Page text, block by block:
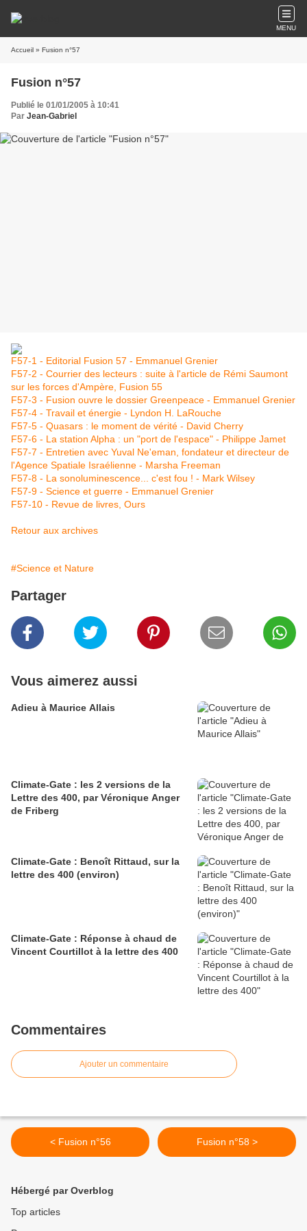
MENU
Accueil » Fusion n°57
Fusion n°57
Publié le 01/01/2005 à 10:41
Par Jean-Gabriel
F57-1 - Editorial Fusion 57 - Emmanuel Grenier
F57-2 - Courrier des lecteurs : suite à l'article de Rémi Saumont
sur les forces d'Ampère, Fusion 55
F57-3 - Fusion ouvre le dossier Greenpeace - Emmanuel Grenier
F57-4 - Travail et énergie - Lyndon H. LaRouche
F57-5 - Quasars : le moment de vérité - David Cherry
F57-6 - La station Alpha : un "port de l'espace" - Philippe Jamet
F57-7 - Entretien avec Yuval Ne'eman, fondateur et directeur de
l'Agence Spatiale Israélienne - Marsha Freeman
F57-8 - La sonoluminescence... c'est fou ! - Mark Wilsey
F57-9 - Science et guerre - Emmanuel Grenier
F57-10 - Revue de livres, Ours
Retour aux archives
#Science et Nature
Partager
Vous aimerez aussi
Adieu à Maurice Allais
Climate-Gate : les 2 versions de la
Lettre des 400, par Véronique Anger
de Friberg
Climate-Gate : Benoît Rittaud, sur la
lettre des 400 (environ)
Climate-Gate : Réponse à chaud de
Vincent Courtillot à la lettre des 400
Commentaires
Ajouter un commentaire
< Fusion n°56 Fusion n°58 >
Hébergé par Overblog
Top articles